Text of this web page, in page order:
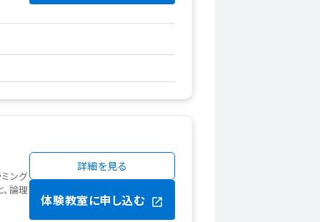
ング
論理
詳細を見る
体験教室に申し込む